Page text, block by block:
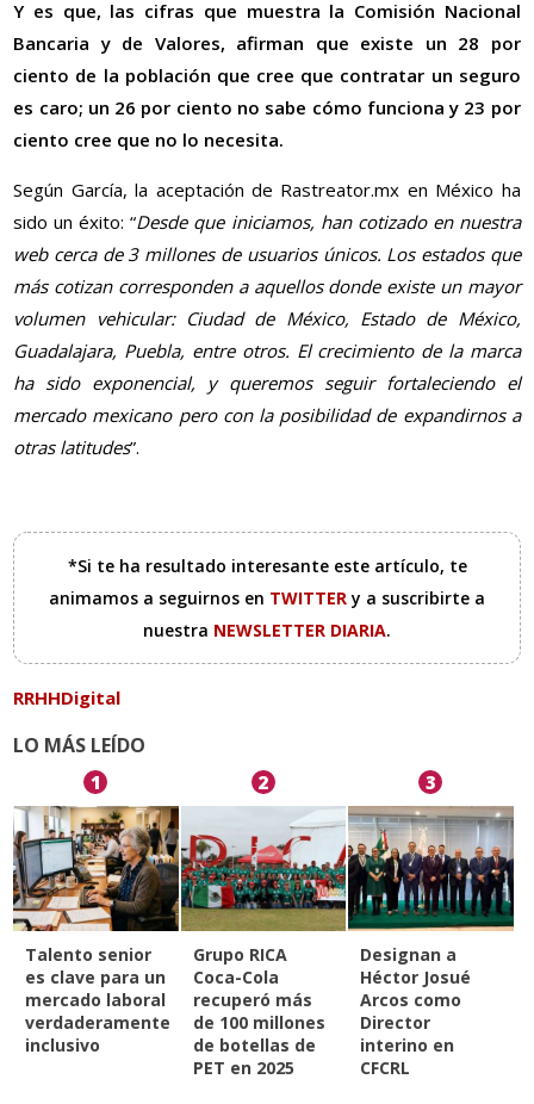
Y es que, las cifras que muestra la Comisión Nacional
Bancaria y de Valores, afirman que existe un 28 por
ciento de la población que cree que contratar un seguro
es caro; un 26 por ciento no sabe cómo funciona y 23 por
ciento cree que no lo necesita.
Según García, la aceptación de Rastreator.mx en México ha
sido un éxito: “Desde que iniciamos, han cotizado en nuestra
web cerca de 3 millones de usuarios únicos. Los estados que
más cotizan corresponden a aquellos donde existe un mayor
volumen vehicular: Ciudad de México, Estado de México,
Guadalajara, Puebla, entre otros. El crecimiento de la marca
ha sido exponencial, y queremos seguir fortaleciendo el
mercado mexicano pero con la posibilidad de expandirnos a
otras latitudes”.
*Si te ha resultado interesante este artículo, te
animamos a seguirnos en TWITTERy a suscribirte a
nuestra NEWSLETTER DIARIA.
RRHHDigital
LO MÁS LEÍDO
1
Talento senior
es clave para un
mercado laboral
verdaderamente
inclusivo
2
Grupo RICA
Coca-Cola
recuperó más
de 100 millones
de botellas de
PET en 2025
3
Designan a
Héctor Josué
Arcos como
Director
interino en
CFCRL